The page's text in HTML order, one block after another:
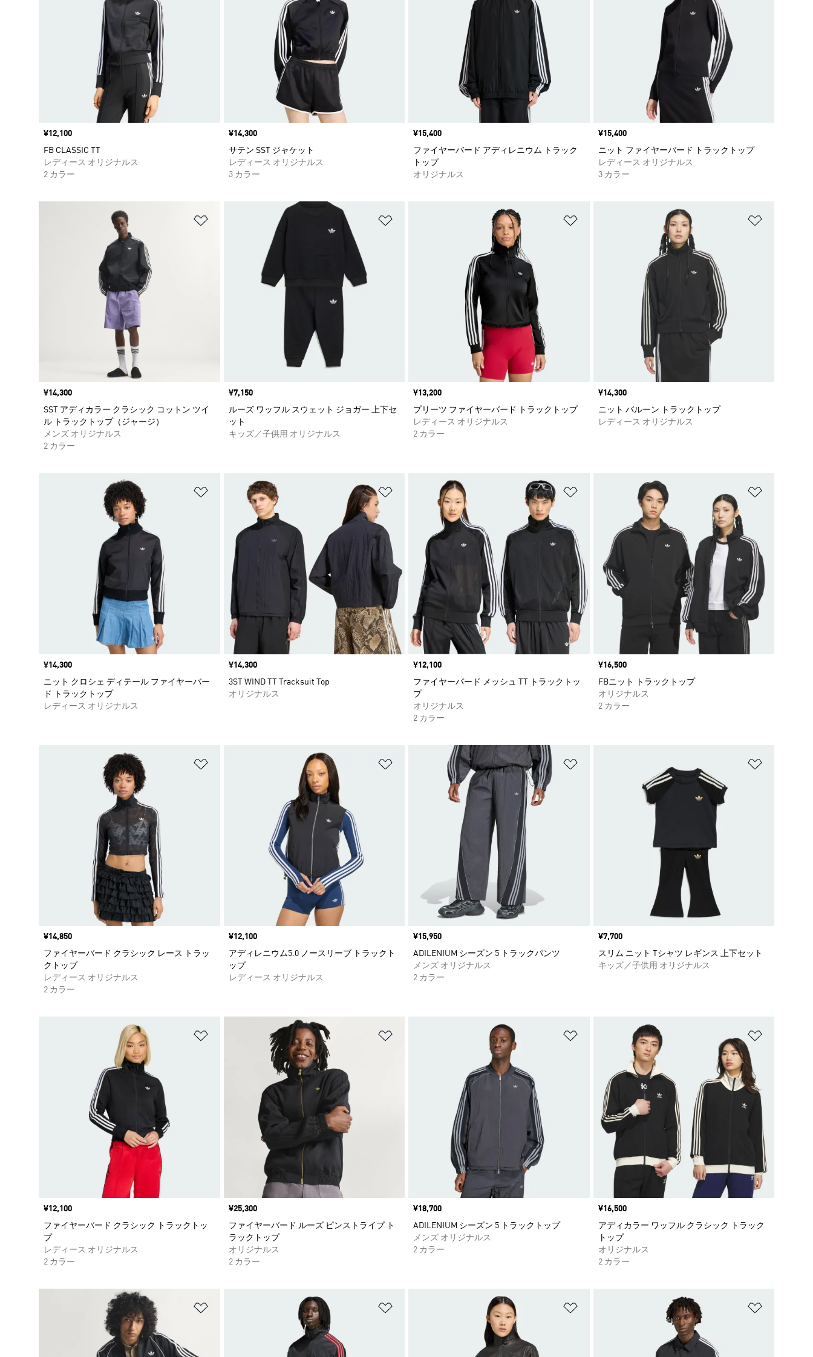
価格
¥12,100
FB CLASSIC TT
レディース オリジナルス
2 カラー
価格
¥14,300
サテン SST ジャケット
レディース オリジナルス
3 カラー
価格
¥15,400
ファイヤーバード アディレニウム トラック
トップ
オリジナルス
価格
¥15,400
ニット ファイヤーバード トラックトップ
レディース オリジナルス
3 カラー
ほしいものリストに追加
価格
¥14,300
SST アディカラー クラシック コットン ツイ
ル トラックトップ（ジャージ）
メンズ オリジナルス
2 カラー
ほしいものリストに追加
価格
¥7,150
ルーズ ワッフル スウェット ジョガー 上下セ
ット
キッズ／子供用 オリジナルス
ほしいものリストに追加
価格
¥13,200
プリーツ ファイヤーバード トラックトップ
レディース オリジナルス
2 カラー
価格
¥14,300
ニット バルーン トラックトップ
レディース オリジナルス
ほしいものリストに追加
価格
¥14,300
ニット クロシェ ディテール ファイヤーバー
ド トラックトップ
レディース オリジナルス
ほしいものリストに追加
価格
¥14,300
3ST WIND TT Tracksuit Top
オリジナルス
ほしいものリストに追加
価格
¥12,100
ファイヤーバード メッシュ TT トラックトッ
プ
オリジナルス
2 カラー
価格
¥16,500
FBニット トラックトップ
オリジナルス
2 カラー
ほしいものリストに追加
価格
¥14,850
ファイヤーバード クラシック レース トラッ
クトップ
レディース オリジナルス
2 カラー
ほしいものリストに追加
価格
¥12,100
アディレニウム5.0 ノースリーブ トラックト
ップ
レディース オリジナルス
価格
¥15,950
ADILENIUM シーズン 5 トラックパンツ
メンズ オリジナルス
2 カラー
価格
¥7,700
スリム ニット Tシャツ レギンス 上下セット
キッズ／子供用 オリジナルス
ほしいものリストに追加
価格
¥12,100
ファイヤーバード クラシック トラックトッ
プ
レディース オリジナルス
2 カラー
ほしいものリストに追加
価格
¥25,300
ファイヤーバード ルーズ ピンストライプ ト
ラックトップ
オリジナルス
2 カラー
ほしいものリストに追加
価格
¥18,700
ADILENIUM シーズン 5 トラックトップ
メンズ オリジナルス
2 カラー
価格
¥16,500
アディカラー ワッフル クラシック トラック
トップ
オリジナルス
2 カラー
ほしいものリストに追加 ほしいものリストに追加 ほしいものリストに追加